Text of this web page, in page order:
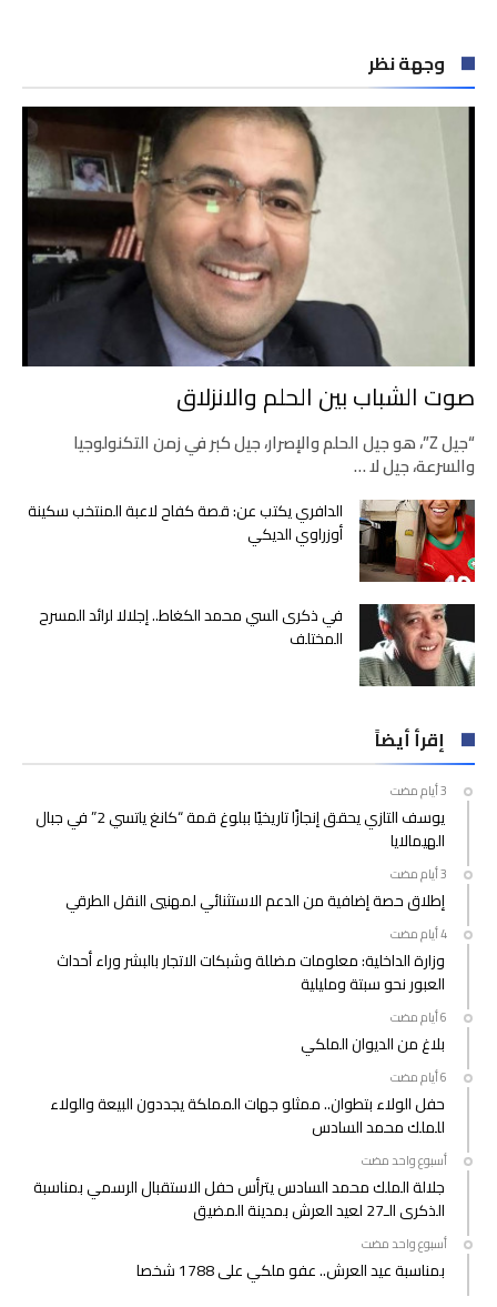
وجهة نظر
صوت الشباب بين الحلم والانزلاق
“جيل Z”، هو جيل الحلم والإصرار، جيل كبر في زمن التكنولوجيا
والسرعة، جيل لا …
الدافري يكتب عن: قصة كفاح لاعبة المنتخب سكينة
أوزراوي الديكي
في ذكرى السي محمد الكغاط.. إجلالا لرائد المسرح
المختلف
إقرأ أيضاً
يوسف التازي يحقق إنجازًا تاريخيًا ببلوغ قمة “كانغ ياتسي 2” في جبال
الهيمالايا
إطلاق حصة إضافية من الدعم الاستثنائي لمهنيي النقل الطرقي
وزارة الداخلية: معلومات مضللة وشبكات الاتجار بالبشر وراء أحداث
العبور نحو سبتة ومليلية
بلاغ من الديوان الملكي
حفل الولاء بتطوان.. ممثلو جهات المملكة يجددون البيعة والولاء
للملك محمد السادس
‫‫‫‏‫أسبوع واحد مضت‬
جلالة الملك محمد السادس يترأس حفل الاستقبال الرسمي بمناسبة
الذكرى الـ27 لعيد العرش بمدينة المضيق
‫‫‫‏‫أسبوع واحد مضت‬
بمناسبة عيد العرش.. عفو ملكي على 1788 شخصا